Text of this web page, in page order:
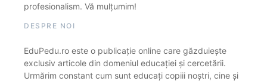
profesionalism. Vă mulțumim!
DESPRE NOI
EduPedu.ro este o publicație online care găzduiește
exclusiv articole din domeniul educației și cercetării.
Urmărim constant cum sunt educați copiii noștri, cine și